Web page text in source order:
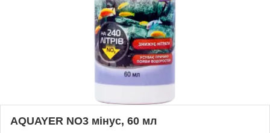
AQUAYER NO3 мінус, 60 мл